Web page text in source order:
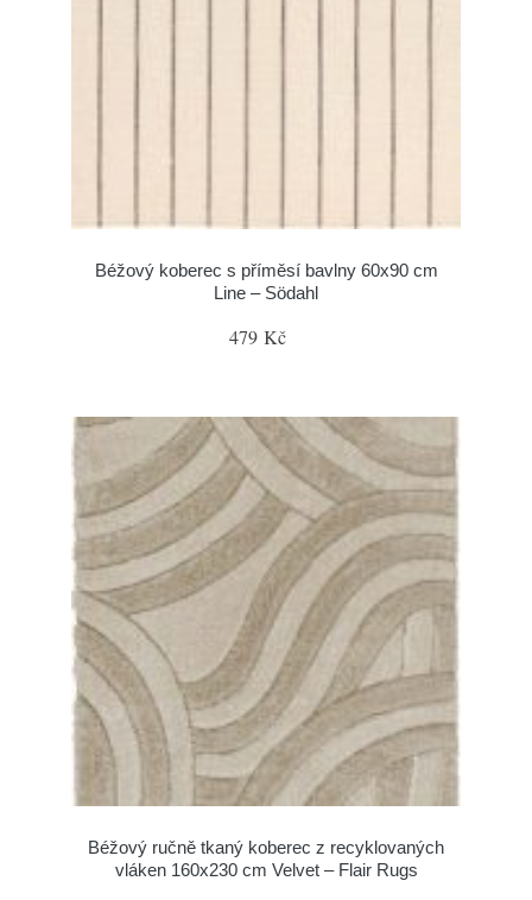
Béžový koberec s příměsí bavlny 60x90 cm
Line – Södahl
479 Kč
Béžový ručně tkaný koberec z recyklovaných
vláken 160x230 cm Velvet – Flair Rugs